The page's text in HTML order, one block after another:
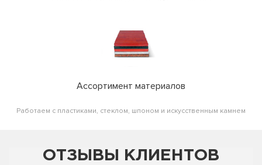
Ассортимент материалов
Работаем с пластиками, стеклом, шпоном и искусственным камнем
ОТЗЫВЫ КЛИЕНТОВ